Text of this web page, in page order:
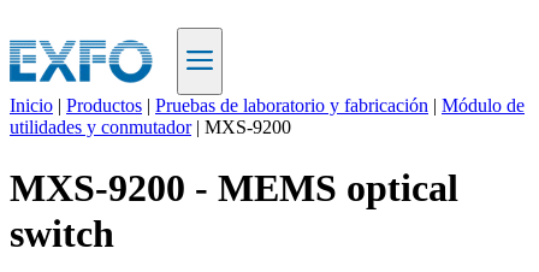
ES
Productos
Soluciones
Asistencia
Inicio | Productos | Pruebas de laboratorio y fabricación | Módulo de
utilidades y conmutador | MXS-9200
MXS-9200 - MEMS optical
switch